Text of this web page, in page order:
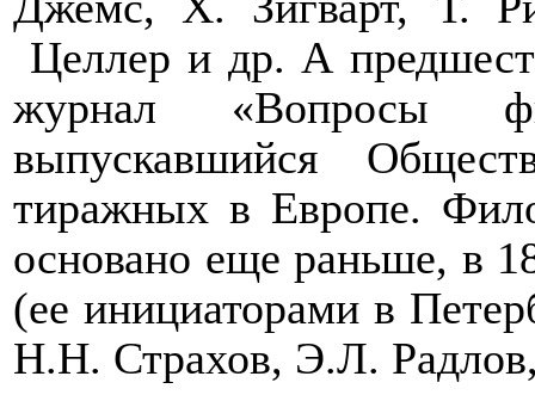
Целлер и др. А
журнал «Вопросы
выпускавшийся
тиражных в Европе.
основано еще раньше, в
(ее инициаторами в
Н.Н. Страхов, Э.Л.